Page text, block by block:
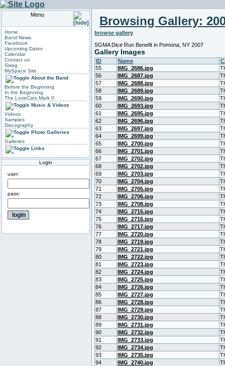
Menu
Home
Band News
Facebook
Upcoming Dates
Calendar
Contact us
Swag
MySpace Site
About the Band
Before the Beginning
In the Beginning
The LoveCats Mark II
Music & Videos
Videos
Samples
Discography
Photo Galleries
Galleries
Links
Login
user:
pass:
Browsing Gallery:
browse gallery
SGMA Dice Run Benefit in Pomona, NY 2007
Gallery Images
ID Name
55
IMG_2686.jpg
56
IMG_2687.jpg
57
IMG_2688.jpg
58
IMG_2689.jpg
59
IMG_2690.jpg
60
IMG_2693.jpg
61
IMG_2695.jpg
62
IMG_2696.jpg
63
IMG_2697.jpg
64
IMG_2699.jpg
65
IMG_2700.jpg
66
IMG_2701.jpg
67
IMG_2702.jpg
68
IMG_2702.jpg
69
IMG_2703.jpg
70
IMG_2704.jpg
71
IMG_2705.jpg
72
IMG_2706.jpg
73
IMG_2708.jpg
74
IMG_2715.jpg
75
IMG_2716.jpg
76
IMG_2717.jpg
77
IMG_2720.jpg
78
IMG_2719.jpg
79
IMG_2721.jpg
80
IMG_2722.jpg
81
IMG_2723.jpg
82
IMG_2724.jpg
83
IMG_2725.jpg
84
IMG_2726.jpg
85
IMG_2727.jpg
86
IMG_2728.jpg
87
IMG_2729.jpg
88
IMG_2730.jpg
89
IMG_2731.jpg
90
IMG_2732.jpg
91
IMG_2733.jpg
92
IMG_2734.jpg
93
IMG_2735.jpg
94
IMG_2740.jpg